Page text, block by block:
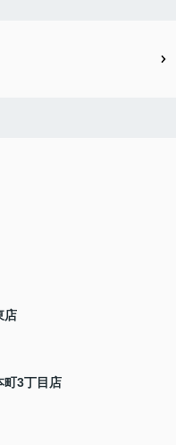
店
町3丁目店